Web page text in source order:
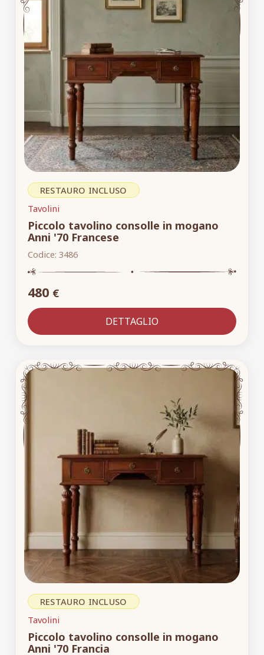
RESTAURO INCLUSO
Tavolini
Piccolo tavolino consolle in mogano
Anni '70 Francese
Codice: 3486
480 €
DETTAGLIO
RESTAURO INCLUSO
Tavolini
Piccolo tavolino consolle in mogano
Anni '70 Francia